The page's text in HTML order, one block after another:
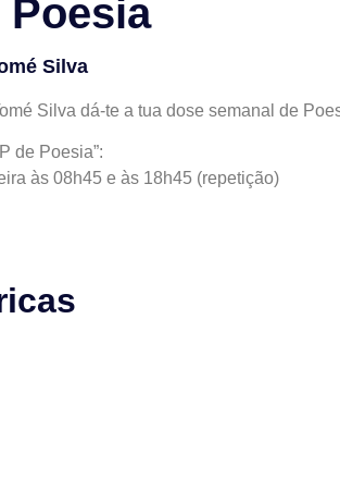
Poesia
Silva
Silva dá-te a tua dose semanal de
de Poesia”:
às 08h45 e às 18h45 (repetição)